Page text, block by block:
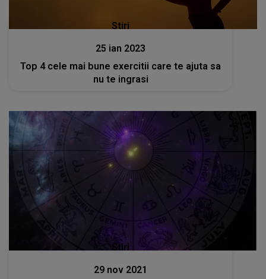
Stiri
25 ian 2023
Top 4 cele mai bune exercitii care te ajuta sa
nu te ingrasi
Stiri
29 nov 2021